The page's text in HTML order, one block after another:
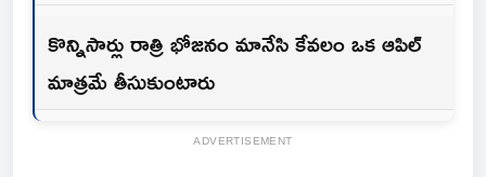
కొన్నిసార్లు రాత్రి భోజనం మానేసి కేవలం ఒక ఆపిల్
మాత్రమే తీసుకుంటారు
ADVERTISEMENT